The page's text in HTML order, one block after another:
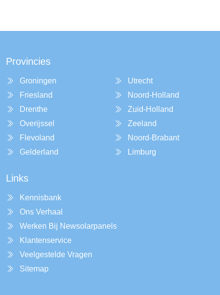
Provincies
Groningen
Friesland
Drenthe
Overijssel
Flevoland
Gelderland
Utrecht
Noord-Holland
Zuid-Holland
Zeeland
Noord-Brabant
Limburg
Links
Kennisbank
Ons Verhaal
Werken Bij Newsolarpanels
Klantenservice
Veelgestelde Vragen
Sitemap